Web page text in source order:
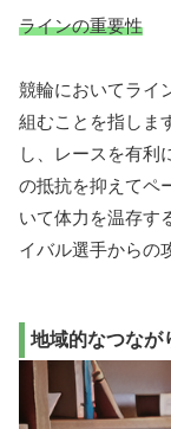
ラインの重要性
競輪においてライ
組むことを指しま
し、レースを有利
の抵抗を抑えてペ
いて体力を温存す
イバル選手からの
地域的なつなが